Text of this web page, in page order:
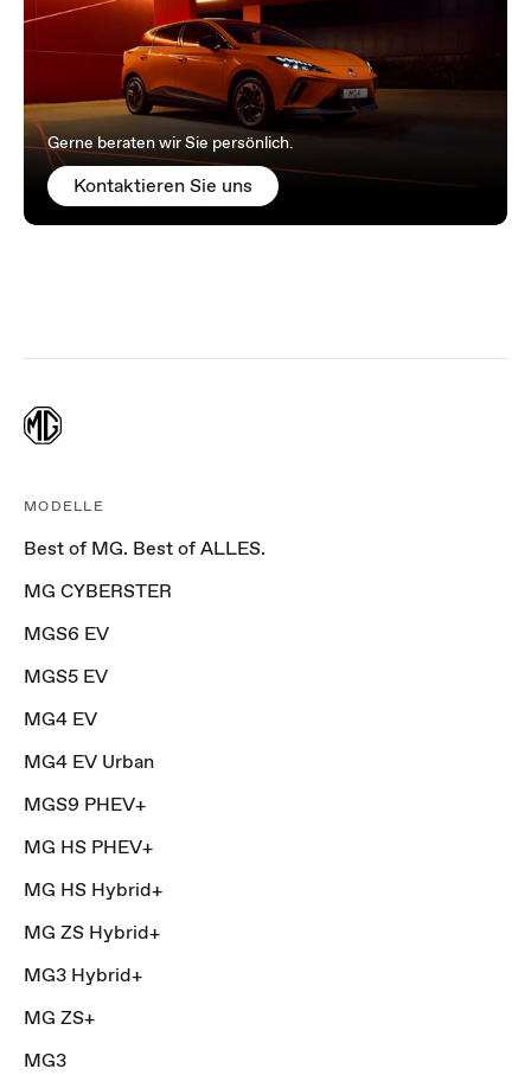
Gerne beraten wir Sie persönlich.
Kontaktieren Sie uns
MODELLE
Best of MG. Best of ALLES.
MG CYBERSTER
MGS6 EV
MGS5 EV
MG4 EV
MG4 EV Urban
MGS9 PHEV+
MG HS PHEV+
MG HS Hybrid+
MG ZS Hybrid+
MG3 Hybrid+
MG ZS+
MG3